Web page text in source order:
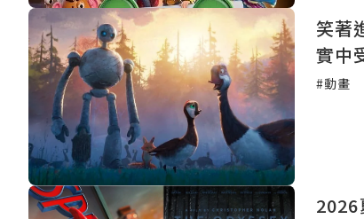
笑著
實中
#動畫
2026